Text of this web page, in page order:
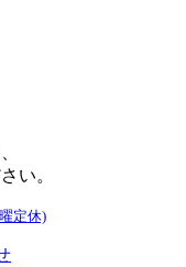
い。
定休)